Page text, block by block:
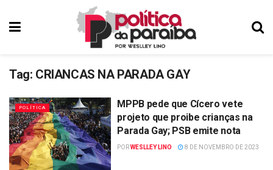
Tag: CRIANCAS NA PARADA GAY
POLÍTICA
MPPB pede que Cícero vete
projeto que proibe crianças na
Parada Gay; PSB emite nota
PORWESLLEY LINO 8 DE NOVEMBRO DE 2023